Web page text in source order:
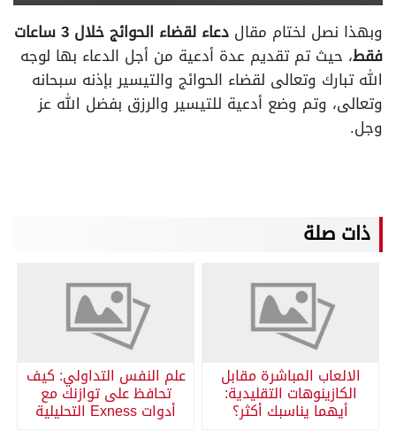
وبهذا نصل لختام مقال
دعاء لقضاء الحوائج خلال 3 ساعات
فقط، حيث تم تقديم عدة أدعية من أجل الدعاء بها لوجه
الله تبارك وتعالى لقضاء الحوائج والتيسير بإذنه سبحانه
وتعالى، وتم وضع أدعية للتيسير والرزق بفضل الله عز
وجل.
ذات صلة
الالعاب المباشرة مقابل
الكازينوهات التقليدية:
أيهما يناسبك أكثر؟
علم النفس التداولي: كيف
تحافظ على توازنك مع
أدوات Exness التحليلية